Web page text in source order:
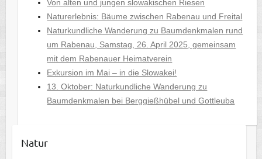
Von alten und jungen slowakischen Riesen
Naturerlebnis: Bäume zwischen Rabenau und Freital
Naturkundliche Wanderung zu Baumdenkmalen rund
um Rabenau, Samstag, 26. April 2025, gemeinsam
mit dem Rabenauer Heimatverein
Exkursion im Mai – in die Slowakei!
13. Oktober: Naturkundliche Wanderung zu
Baumdenkmalen bei Berggießhübel und Gottleuba
Natur